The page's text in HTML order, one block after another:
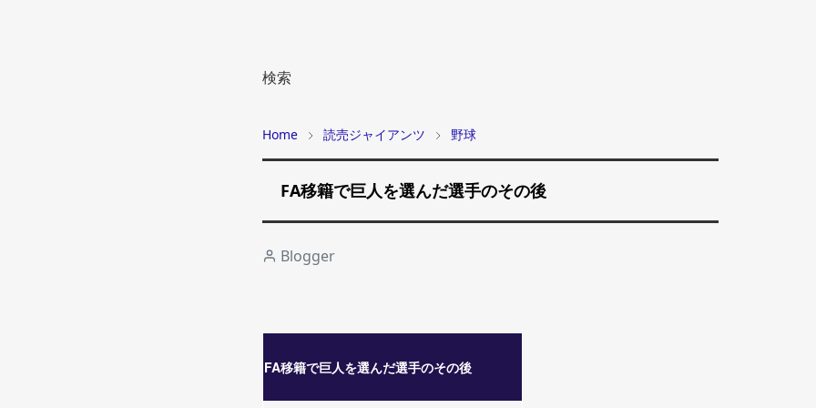
検索
Home 読売ジャイアンツ 野球
FA移籍で巨人を選んだ選手のその後
Blogger
FA移籍で巨人を選んだ選手のその後